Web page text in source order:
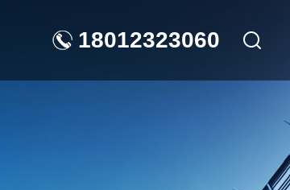
18012323060